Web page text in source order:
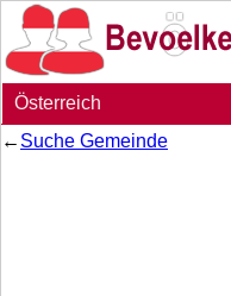
Österreich
← Suche Gemeinde